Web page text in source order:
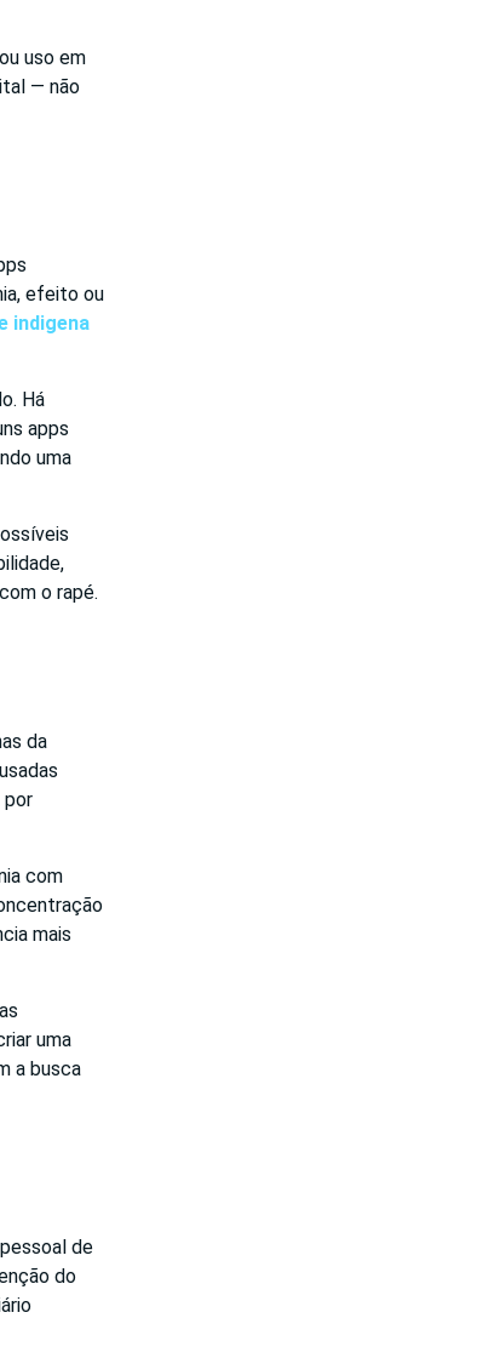
uso em
— não
efeito ou
indigena
Há
apps
uma
o rapé.
da
por
com
mais
uma
a busca
de
do